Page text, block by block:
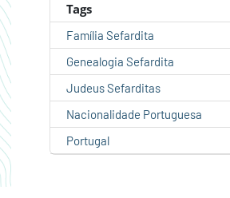
Tags
Família Sefardita
Genealogia Sefardita
Judeus Sefarditas
Nacionalidade Portuguesa
Portugal